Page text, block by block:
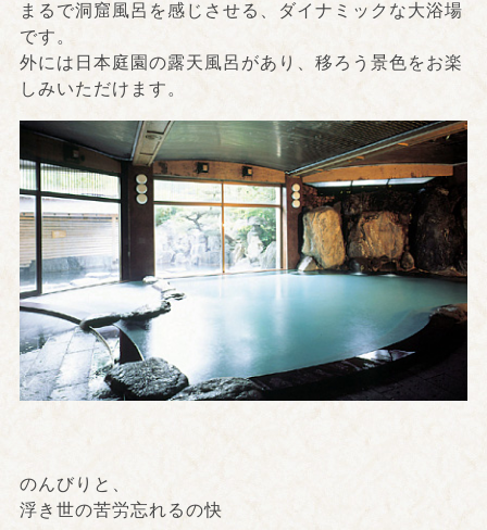
まるで洞窟風呂を感じさせる、ダイナミックな大浴場
です。
外には日本庭園の露天風呂があり、移ろう景色をお楽
しみいただけます。
のんびりと、
浮き世の苦労忘れるの快